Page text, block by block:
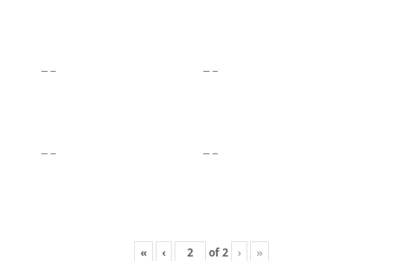
« ‹ of2 › »